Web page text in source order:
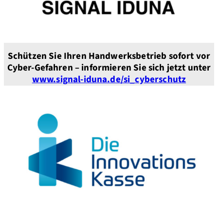
Schützen Sie Ihren Handwerksbetrieb sofort vor
Cyber-Gefahren – informieren Sie sich jetzt unter
www.signal-iduna.de/si_cyberschutz